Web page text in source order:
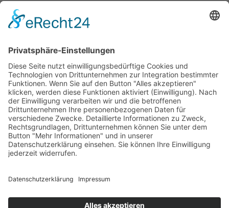
Bankeinzug
Kreditkarte (VISA & MasterCard)
Support
Kostenlose Beratung vor und nach dem
Kauf!
Qualität